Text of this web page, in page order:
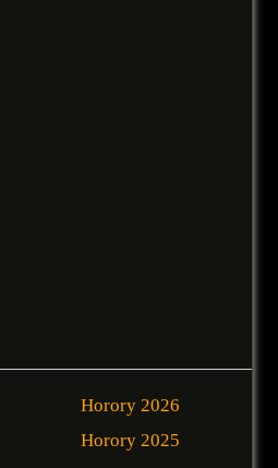
Horory 2026
Horory 2025